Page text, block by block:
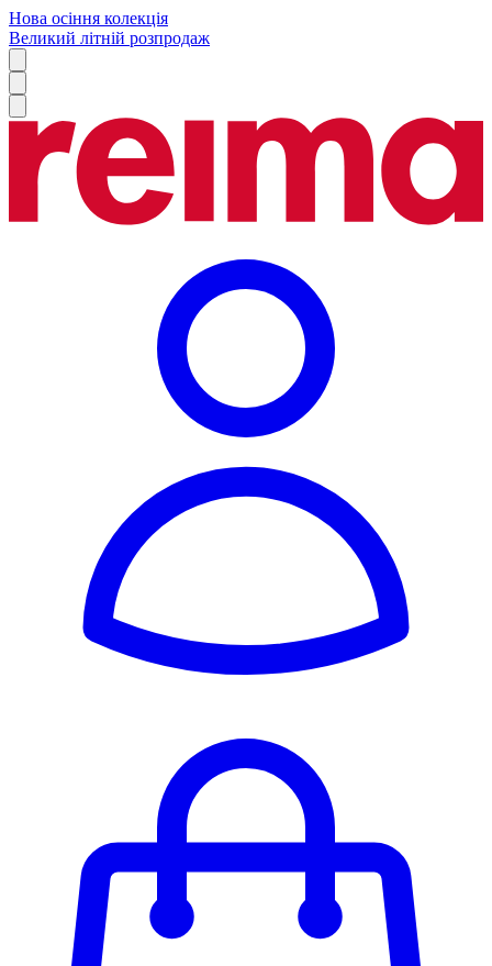
Нова осіння колекція
Великий літній розпродаж